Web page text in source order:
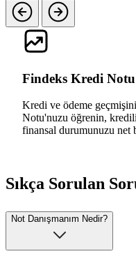
Findeks Kredi Notu
Kredi ve ödeme
Notu'nuzu öğrenin,
finansal durumunuzu net
Sıkça Sorulan
Not Danışmanım Nedir?